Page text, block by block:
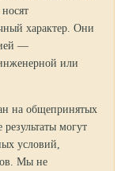
характер. Они
—
или
на общепринятых
могут
условий,
Мы не